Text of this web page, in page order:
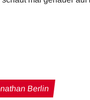
Berlin